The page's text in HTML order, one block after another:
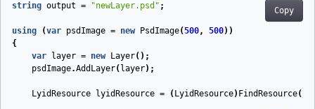
Copy
string output = "newLayer.psd" ;
using (var psdImage = new PsdImage(500, 500))
{
var
layer = new Layer();
psdImage.AddLayer( layer);
LyidResource lyidResource = ( LyidResource) FindResource(